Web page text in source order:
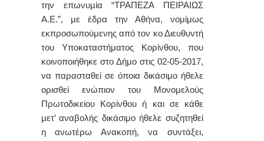
την επωνυμία “ΤΡΑΠΕΖΑ ΠΕΙΡΑΙΩΣ
Α.Ε.”, με έδρα την Αθήνα, νομίμως
εκπροσωπούμενης από τον κο Διευθυντή
του Υποκαταστήματος Κορίνθου, που
κοινοποιήθηκε στο Δήμο στις 02-05-2017,
να παρασταθεί σε όποια δικάσιμο ήθελε
ορισθεί ενώπιον του
Μονομελούς
Πρωτοδικείου Κορίνθου ή και σε κάθε
μετ’ αναβολής δικάσιμο ήθελε συζητηθεί
η ανωτέρω Ανακοπή, να συντάξει,